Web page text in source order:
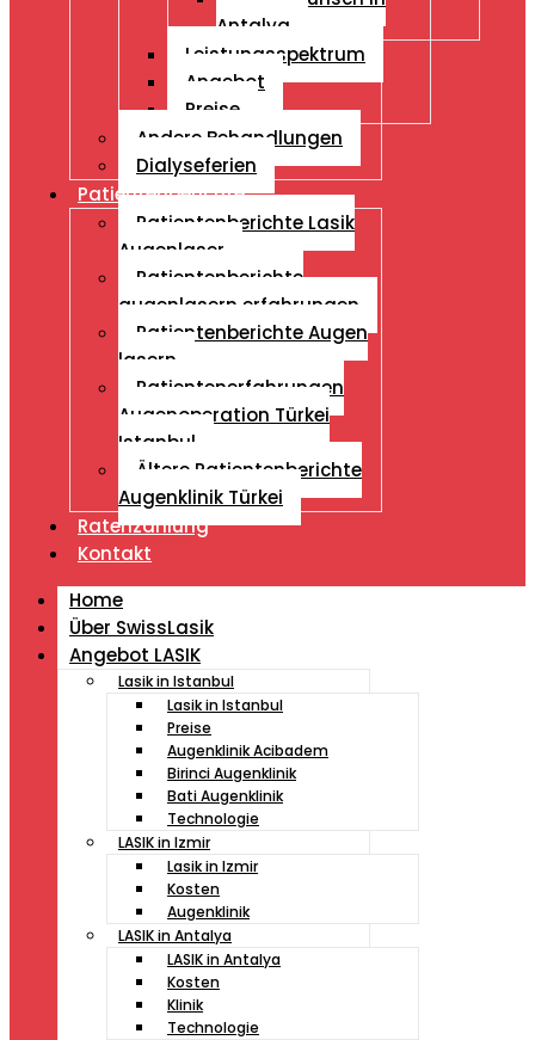
Antalya
Leistungsspektrum
Angebot
Preise
Andere Behandlungen
Dialyseferien
Patientenberichte
Patientenberichte Lasik
Augenlaser
Patientenberichte
augenlasern erfahrungen
Patientenberichte Augen
lasern
Patientenerfahrungen
Augenoperation Türkei
Istanbul
Ältere Patientenberichte
Augenklinik Türkei
Ratenzahlung
Kontakt
Home
Über SwissLasik
Angebot LASIK
Lasik in Istanbul
Lasik in Istanbul
Preise
Augenklinik Acibadem
Birinci Augenklinik
Bati Augenklinik
Technologie
LASIK in Izmir
Lasik in Izmir
Kosten
Augenklinik
LASIK in Antalya
LASIK in Antalya
Kosten
Klinik
Technologie